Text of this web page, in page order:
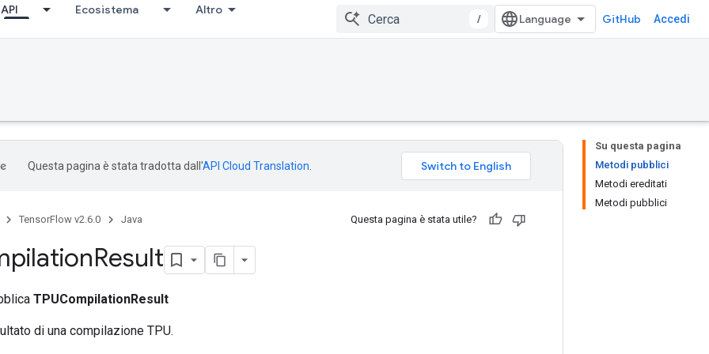
API Ecosistema Altro
/ GitHub Accedi
Su questa pagina
Metodi pubblici
Metodi ereditati
Metodi pubblici
Questa pagina è stata tradotta dall'API Cloud Translation
TensorFlow v2.6.0 Java Questa pagina è stata utile?
Result
TPUCompilationResult
di una compilazione TPU.